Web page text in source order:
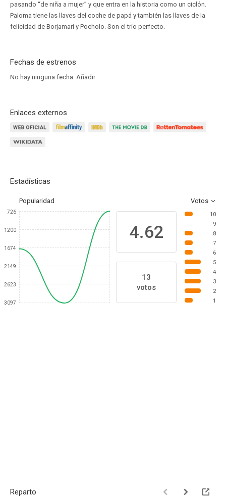
pasando “de niña a mujer” y que entra en la historia como un ciclón.
Paloma tiene las llaves del coche de papá y también las llaves de la
felicidad de Borjamari y Pocholo. Son el trío perfecto.
Fechas de estrenos
No hay ninguna fecha. Añadir
Enlaces externos
Estadísticas
Popularidad Votos
726
1200
1674
2149
2623
3097
4.62
13
votos
10
9
8
7
6
5
4
3
2
1
Reparto